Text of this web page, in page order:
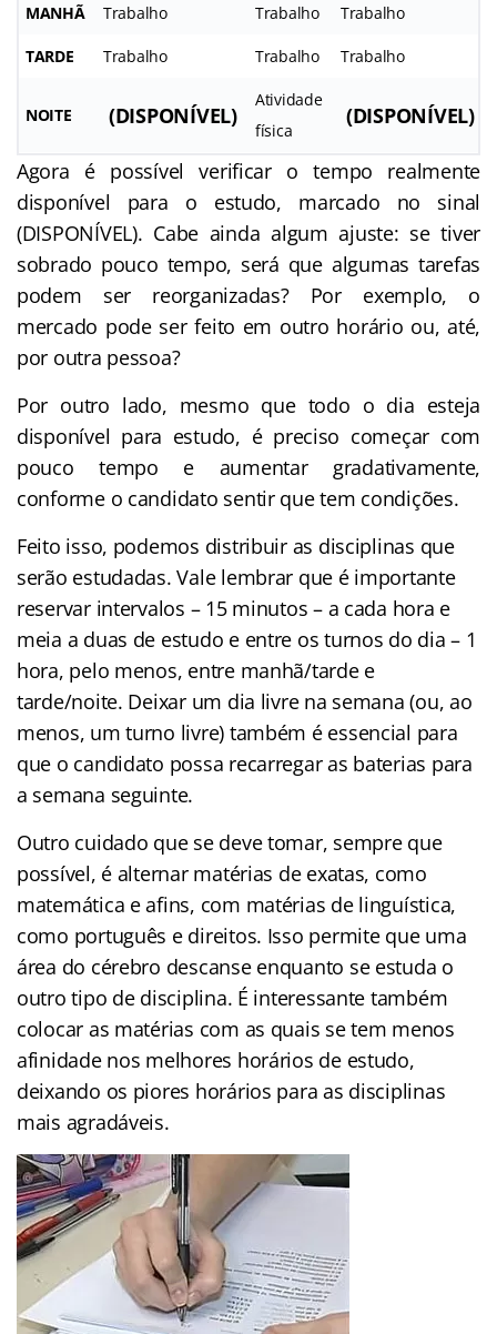
MANHÃ Trabalho Trabalho Trabalho
TARDE Trabalho Trabalho Trabalho
NOITE (DISPONÍVEL)
Atividade
física
(DISPONÍVEL)
Agora é possível verificar o tempo realmente
disponível para o estudo, marcado no sinal
(DISPONÍVEL). Cabe ainda algum ajuste: se tiver
sobrado pouco tempo, será que algumas tarefas
podem ser reorganizadas? Por exemplo, o
mercado pode ser feito em outro horário ou, até,
por outra pessoa?
Por outro lado, mesmo que todo o dia esteja
disponível para estudo, é preciso começar com
pouco tempo e aumentar gradativamente,
conforme o candidato sentir que tem condições.
Feito isso, podemos distribuir as disciplinas que
serão estudadas. Vale lembrar que é importante
reservar intervalos – 15 minutos – a cada hora e
meia a duas de estudo e entre os turnos do dia – 1
hora, pelo menos, entre manhã/tarde e
tarde/noite. Deixar um dia livre na semana (ou, ao
menos, um turno livre) também é essencial para
que o candidato possa recarregar as baterias para
a semana seguinte.
Outro cuidado que se deve tomar, sempre que
possível, é alternar matérias de exatas, como
matemática e afins, com matérias de linguística,
como português e direitos. Isso permite que uma
área do cérebro descanse enquanto se estuda o
outro tipo de disciplina. É interessante também
colocar as matérias com as quais se tem menos
afinidade nos melhores horários de estudo,
deixando os piores horários para as disciplinas
mais agradáveis.